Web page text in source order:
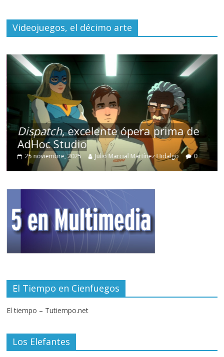
Videojuegos, el décimo arte
Dispatch, excelente ópera prima de
AdHoc Studio
25 noviembre, 2025 Julio Marcial Martínez Hidalgo 0
El Tiempo en Cienfuegos
El tiempo – Tutiempo.net
Los Elefantes